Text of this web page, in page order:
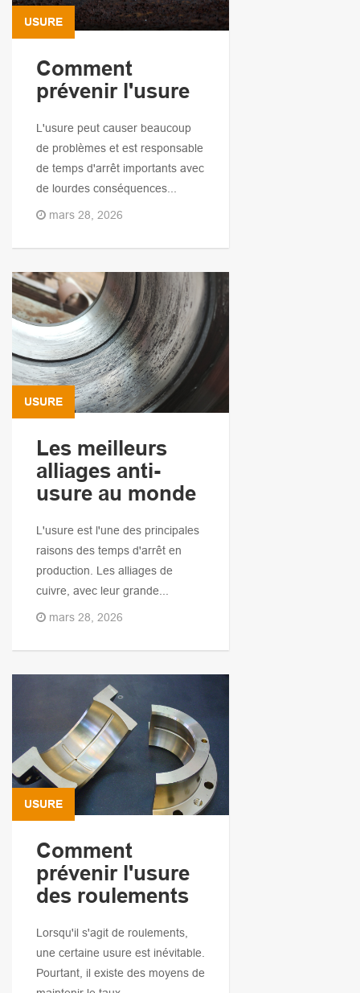
USURE
Comment
prévenir l'usure
L'usure peut causer beaucoup
de problèmes et est responsable
de temps d'arrêt importants avec
de lourdes conséquences...
mars 28, 2026
USURE
Les meilleurs
alliages anti-
usure au monde
L'usure est l'une des principales
raisons des temps d'arrêt en
production. Les alliages de
cuivre, avec leur grande...
mars 28, 2026
USURE
Comment
prévenir l'usure
des roulements
Lorsqu'il s'agit de roulements,
une certaine usure est inévitable.
Pourtant, il existe des moyens de